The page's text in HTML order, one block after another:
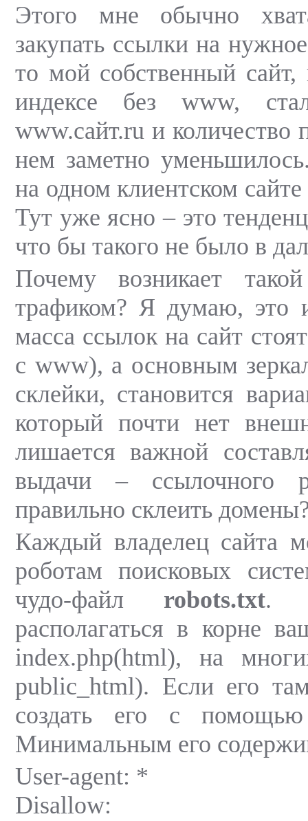
Этого мне обычно
закупать ссылки на
то мой собственный
индексе без www,
www.сайт.ru и количество
нем заметно
на одном клиентском
Тут уже ясно – это
что бы такого не было в
Почему возникает
трафиком? Я думаю, это
масса ссылок на сайт
с www), а основным
склейки, становится
который почти нет
лишается важной
выдачи – ссылочного
правильно склеить
Каждый владелец сайта
роботам поисковых
чудо-файл robots.txt.
располагаться в корне
index.php(html), на
public_html). Если его
создать его с помощью
Минимальным его
User-agent: *
Disallow: